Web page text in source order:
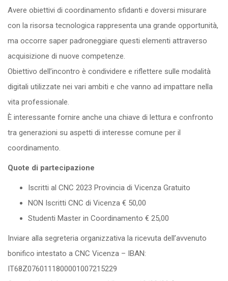
Avere obiettivi di coordinamento sfidanti e doversi misurare
con la risorsa tecnologica rappresenta una grande opportunità,
ma occorre saper padroneggiare questi elementi attraverso
acquisizione di nuove competenze.
Obiettivo dell’incontro è condividere e riflettere sulle modalità
digitali utilizzate nei vari ambiti e che vanno ad impattare nella
vita professionale.
È interessante fornire anche una chiave di lettura e confronto
tra generazioni su aspetti di interesse comune per il
coordinamento.
Quote di partecipazione
Iscritti al CNC 2023 Provincia di Vicenza Gratuito
NON Iscritti CNC di Vicenza € 50,00
Studenti Master in Coordinamento € 25,00
Inviare alla segreteria organizzativa la ricevuta dell’avvenuto
bonifico intestato a CNC Vicenza – IBAN:
IT68Z0760111800001007215229